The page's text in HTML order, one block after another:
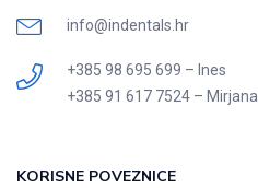
info@indentals.hr
+385 98 695 699 – Ines
+385 91 617 7524 – Mirjana
KORISNE POVEZNICE